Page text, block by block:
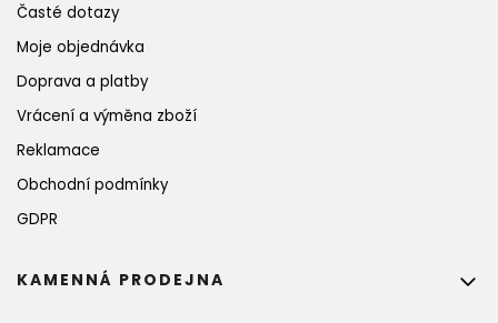
Časté dotazy
Moje objednávka
Doprava a platby
Vrácení a výměna zboží
Reklamace
Obchodní podmínky
GDPR
KAMENNÁ PRODEJNA